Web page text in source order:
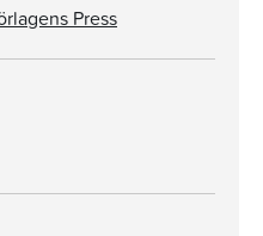
Press